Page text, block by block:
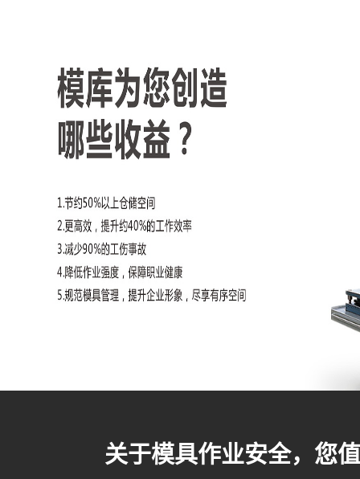
关于模具作业安全，您